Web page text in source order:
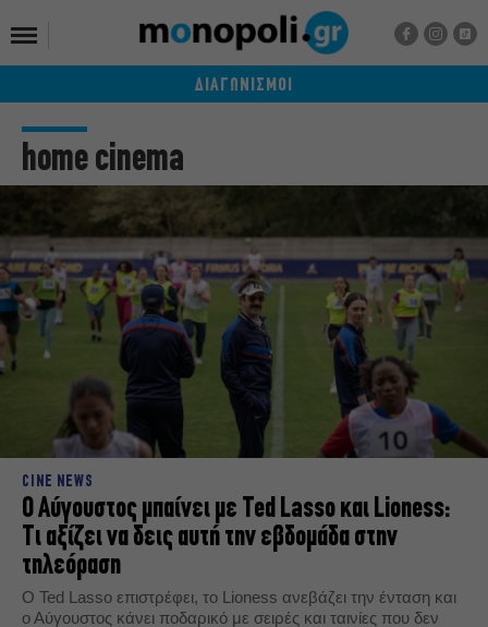
ΔΙΑΓΩΝΙΣΜΟΙ
home cinema
CINE NEWS
Ο Αύγουστος μπαίνει με Ted Lasso και Lioness:
Τι αξίζει να δεις αυτή την εβδομάδα στην
τηλεόραση
Ο Ted Lasso επιστρέφει, το Lioness ανεβάζει την ένταση και
ο Αύγουστος κάνει ποδαρικό με σειρές και ταινίες που δεν